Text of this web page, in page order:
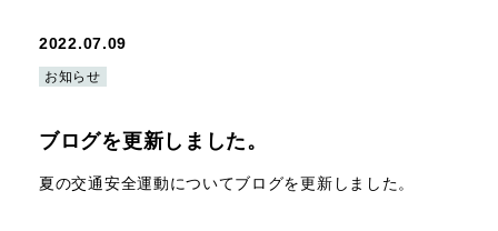
2022.07.09
お知らせ
ブログを更新しました。
夏の交通安全運動についてブログを更新しました。